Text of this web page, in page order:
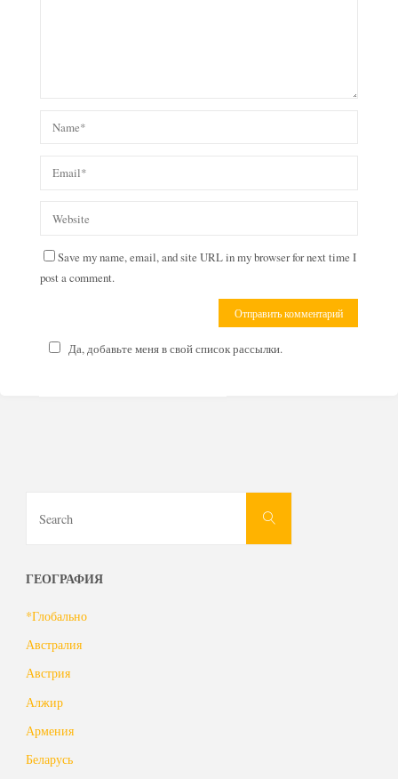
Save my name, email, and site URL in my browser for next time I
post a comment.
Да, добавьте меня в свой список рассылки.
Search
ГЕОГРАФИЯ
*Глобально
Австралия
Австрия
Алжир
Армения
Беларусь